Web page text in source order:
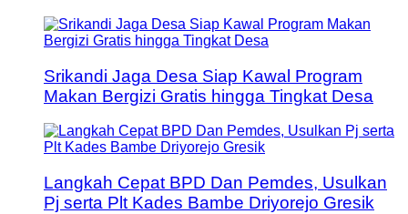
Srikandi Jaga Desa Siap Kawal Program
Makan Bergizi Gratis hingga Tingkat Desa
Langkah Cepat BPD Dan Pemdes, Usulkan
Pj serta Plt Kades Bambe Driyorejo Gresik